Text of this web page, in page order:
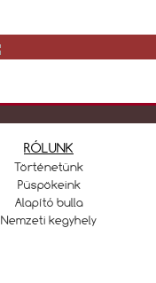
RÓLUNK
Történetünk
Püspökeink
Alapító bulla
Nemzeti kegyhely